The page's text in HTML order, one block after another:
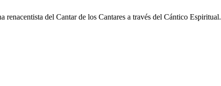
del Cantar de los Cantares a través del Cántico Espiritual.